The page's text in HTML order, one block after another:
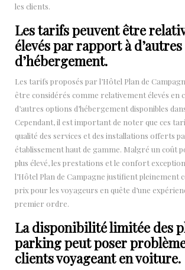
les clients.
Les tarifs peuvent être
élevés par rapport à
d’hébergement.
Les tarifs proposés par l’Hôtel Plan de
être considérés comme relativement élevés en
d’autres options d’hébergement disponibles
Cependant, il est important de noter que ces
qualité des services et des installations offerts
établissement haut de gamme. Malgré un coût
plus élevé, les prestations et le confort
l’Hôtel Plan de Campagne justifient pleinement
prix pour les voyageurs en quête d’une
premier ordre.
La disponibilité limitée des
parking peut poser
clients voyageant en voiture.